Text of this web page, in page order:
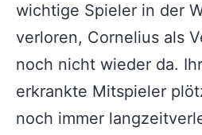
wichtige Spieler in der
verloren, Cornelius als
noch nicht wieder da.
erkrankte Mitspieler
noch immer